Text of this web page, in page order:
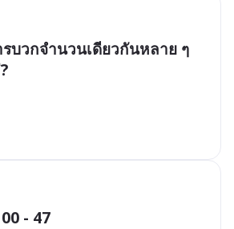
บวกจำนวนเดียวกันหลาย ๆ
- 47